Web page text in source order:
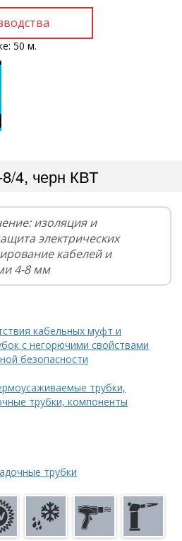
50 м.
4, черн КВТ
изоляция и
электрических
кабелей и
4-8 мм
кабельных муфт и
с негорючими свойствами
безопасности
трубки,
трубки, компоненты
трубки